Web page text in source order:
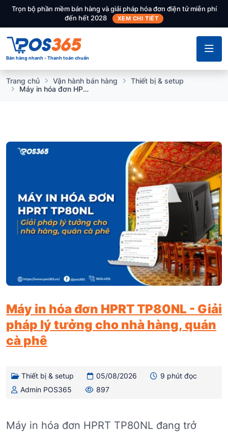
Trọn bộ phần mềm bán hàng và giải pháp hóa đơn điện tử miễn phí
đến hết 2028
XEM CHI TIẾT
Bán hàng nhanh - Thanh toán chuẩn
Trang chủ Vận hành bán hàng
Thiết bị & setup
Máy in hóa đơn HPRT TP80NL - Giải pháp lý tưởng cho nhà hàng, quán cà phê
Máy in hóa đơn HPRT TP80NL - Giải
pháp lý tưởng cho nhà hàng, quán
cà phê
Thiết bị & setup 05/08/2026
9 phút đọc
Admin POS365
897
Máy in hóa đơn HPRT TP80NL đang trở